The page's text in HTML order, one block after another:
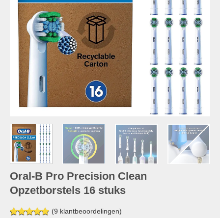
Oral-B Pro Precision Clean
Opzetborstels 16 stuks
(9 klantbeoordelingen)